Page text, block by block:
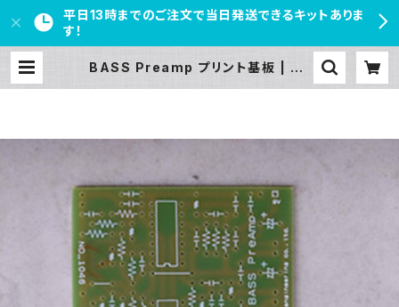
平日13時までのご注文で当日発送できるキットありま
す！
BASS Preamp プリント基板 | PE